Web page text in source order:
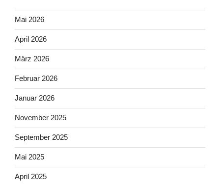
Mai 2026
April 2026
März 2026
Februar 2026
Januar 2026
November 2025
September 2025
Mai 2025
April 2025